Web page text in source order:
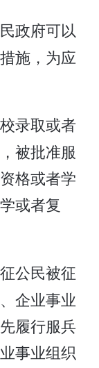
政府可以
施，为应
录取或者
被批准服
格或者学
或者复
公民被征
企业事业
履行服兵
事业组织